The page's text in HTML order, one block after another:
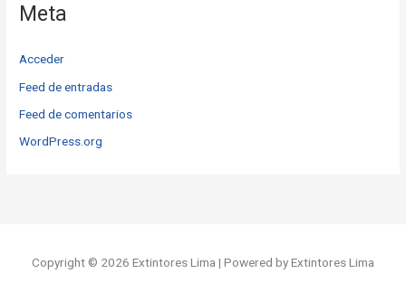
Meta
Acceder
Feed de entradas
Feed de comentarios
WordPress.org
Copyright © 2026 Extintores Lima | Powered by Extintores Lima